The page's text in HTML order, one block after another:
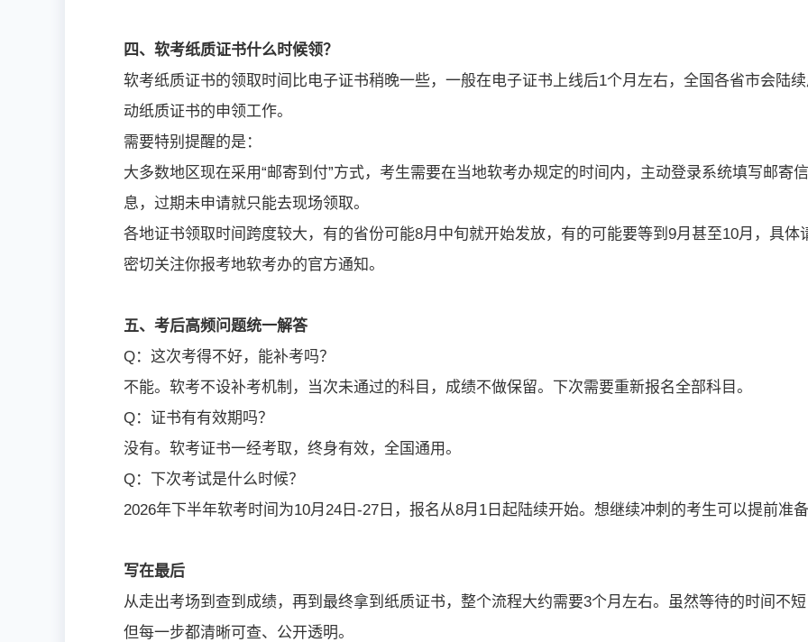
四、软考纸质证书什么时候领？
软考纸质证书的领取时间比电子证书稍晚一些，一般在电子证书上线后1个月左右，全国各省市会陆续
动纸质证书的申领工作。
需要特别提醒的是：
大多数地区现在采用“邮寄到付”方式，考生需要在当地软考办规定的时间内，主动登录系统填写邮寄信
息，过期未申请就只能去现场领取。
各地证书领取时间跨度较大，有的省份可能8月中旬就开始发放，有的可能要等到9月甚至10月，具体
密切关注你报考地软考办的官方通知。
五、考后高频问题统一解答
Q：这次考得不好，能补考吗？
不能。软考不设补考机制，当次未通过的科目，成绩不做保留。下次需要重新报名全部科目。
Q：证书有有效期吗？
没有。软考证书一经考取，终身有效，全国通用。
Q：下次考试是什么时候？
2026年下半年软考时间为10月24日-27日，报名从8月1日起陆续开始。想继续冲刺的考生可以提前准备
写在最后
从走出考场到查到成绩，再到最终拿到纸质证书，整个流程大约需要3个月左右。虽然等待的时间不短
但每一步都清晰可查、公开透明。